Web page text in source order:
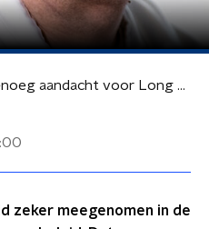
Had het OMT genoeg aandacht voor Long Covid? 'Het speelde zeker een rol'
zeker meegenomen in de